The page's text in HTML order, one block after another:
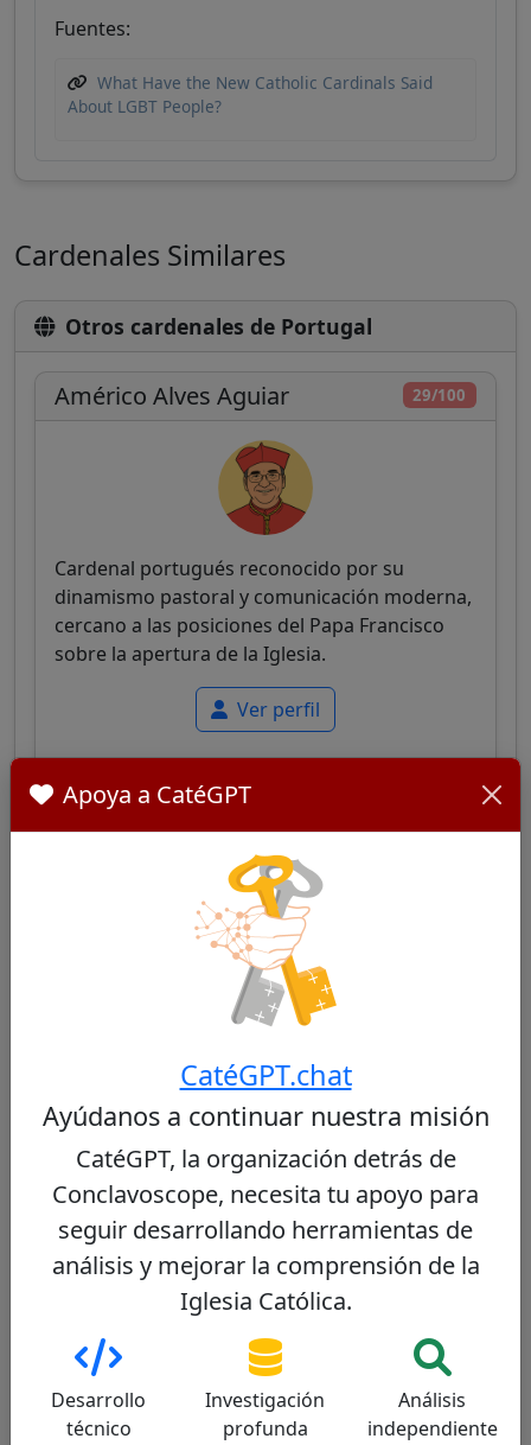
Fuentes:
What Have the New Catholic Cardinals Said
About LGBT People?
Cardenales Similares
Otros cardenales de Portugal
29/100
Américo Alves Aguiar
Cardenal portugués reconocido por su
dinamismo pastoral y comunicación moderna,
cercano a las posiciones del Papa Francisco
sobre la apertura de la Iglesia.
Ver perfil
Antonio dos Santos Marto
Cardenal portugués conocido por su enfoque
pastoral y apertura a cuestiones modernas,
Ver perfil
21/100
José Tolentino de Mendonça
Papable
Cardenal portugués, Prefecto del Dicasterio
Apoya a CatéGPT
CatéGPT.chat
Ayúdanos a continuar nuestra misión
CatéGPT, la organización detrás de
Conclavoscope, necesita tu apoyo para
seguir desarrollando herramientas de
análisis y mejorar la comprensión de la
Iglesia Católica.
Desarrollo
técnico
Investigación
profunda
Análisis
independiente